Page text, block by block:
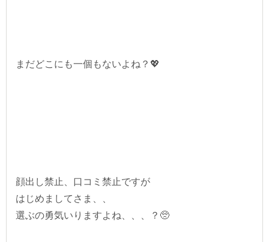
まだどこにも一個もないよね？💖
顔出し禁止、口コミ禁止ですが
はじめましてさま、、
選ぶの勇気いりますよね、、、？🥺